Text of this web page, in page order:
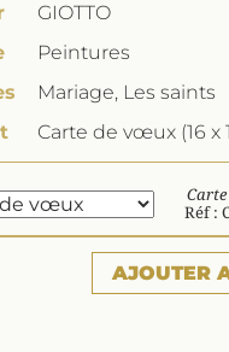
GIOTTO
Peintures
Mariage, Les saints
Carte de vœux (16 x
Carte
Réf :
AJOUTER